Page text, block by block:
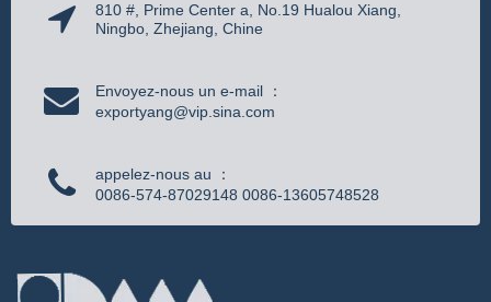
810 #, Prime Center a, No.19 Hualou Xiang,
Ningbo, Zhejiang, Chine
Envoyez-nous un e-mail ：
exportyang@vip.sina.com
appelez-nous au ：
0086-574-87029148 0086-13605748528